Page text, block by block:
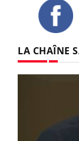
LA CHAÎNE